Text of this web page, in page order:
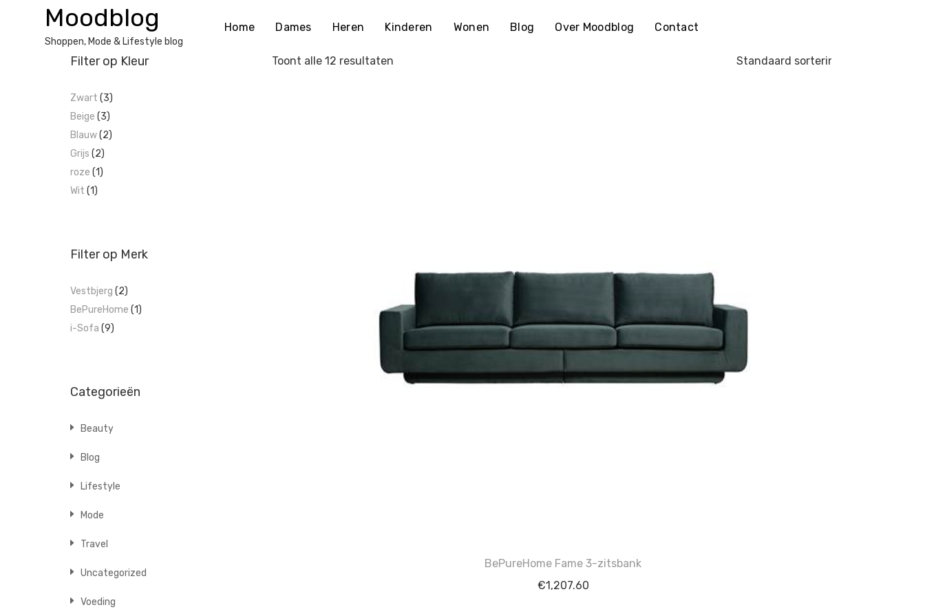
Moodblog
Shoppen, Mode & Lifestyle blog
Home Dames Heren Kinderen Wonen Blog Over Moodblog Contact
Toont alle 12 resultaten
BePureHome Fame 3-zitsbank
€1,207.60
Filter op Kleur
Zwart (3)
Beige (3)
Blauw(2)
Grijs (2)
roze (1)
Wit (1)
Filter op Merk
Vestbjerg (2)
BePureHome (1)
i-Sofa (9)
Categorieën
Beauty
Blog
Lifestyle
Mode
Travel
Uncategorized
Voeding